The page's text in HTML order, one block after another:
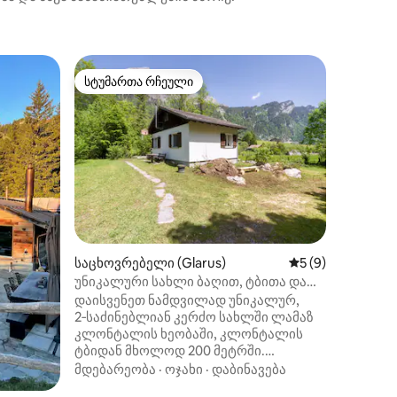
სტუმართა რჩეული
სტუმართა რჩეული
საცხოვრებელი (Glarus) საშუალო
5 (9)
უნიკალური სახლი ბაღით, ტბითა და
ორი სუფთა ნაკადულით
დაისვენეთ ნამდვილად უნიკალურ,
2‑საძინებლიან კერძო სახლში ლამაზ
კლონტალის ხეობაში, კლონტალის
ტბიდან მხოლოდ 200 მეტრში.
განთავსებულია ორ ბუნებრივ, სუფთა
მდებარეობა · ოჯახი · დაბინავება